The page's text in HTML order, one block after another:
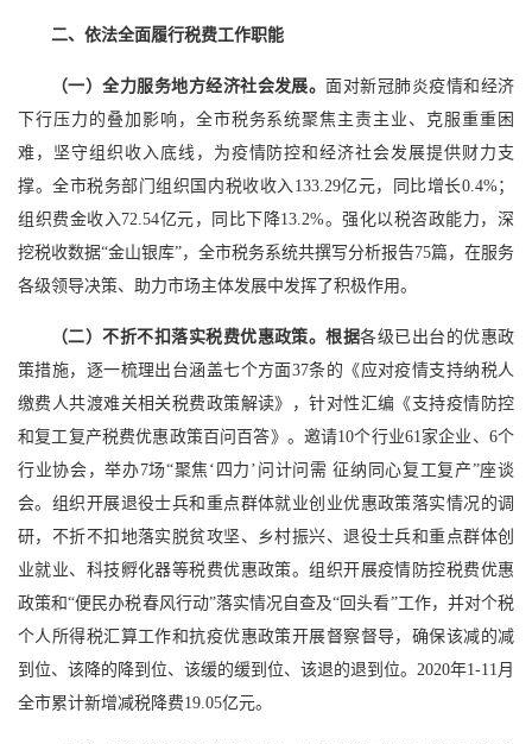
二、依法全面履行税费工作职能
（一）全力服务地方经济社会发展。 面对新冠肺炎疫情和经济
下行压力的叠加影响，全市税务系统聚焦主责主业、克服重重困
难，坚守组织收入底线，为疫情防控和经济社会发展提供财力支
撑。全市税务部门组织国内税收收入133.29亿元，同比增长0.4%；
组织费金收入72.54亿元，同比下降13.2%。强化以税咨政能力，深
挖税收数据“金山银库”，全市税务系统共撰写分析报告75篇，在服务
各级领导决策、助力市场主体发展中发挥了积极作用。
（二）不折不扣落实税费优惠政策。根据各级已出台的优惠政
策措施，逐一梳理出台涵盖七个方面37条的《应对疫情支持纳税人
缴费人共渡难关相关税费政策解读》，针对性汇编《支持疫情防控
和复工复产税费优惠政策百问百答》。邀请10个行业61家企业、6个
行业协会，举办7场“聚焦‘四力’问计问需 征纳同心复工复产”座谈
会。组织开展退役士兵和重点群体就业创业优惠政策落实情况的调
研，不折不扣地落实脱贫攻坚、乡村振兴、退役士兵和重点群体创
业就业、科技孵化器等税费优惠政策。组织开展疫情防控税费优惠
政策和“便民办税春风行动”落实情况自查及“回头看”工作，并对个税
个人所得税汇算工作和抗疫优惠政策开展督察督导，确保该减的减
到位、该降的降到位、该缓的缓到位、该退的退到位。2020年1-11月
全市累计新增减税降费19.05亿元。